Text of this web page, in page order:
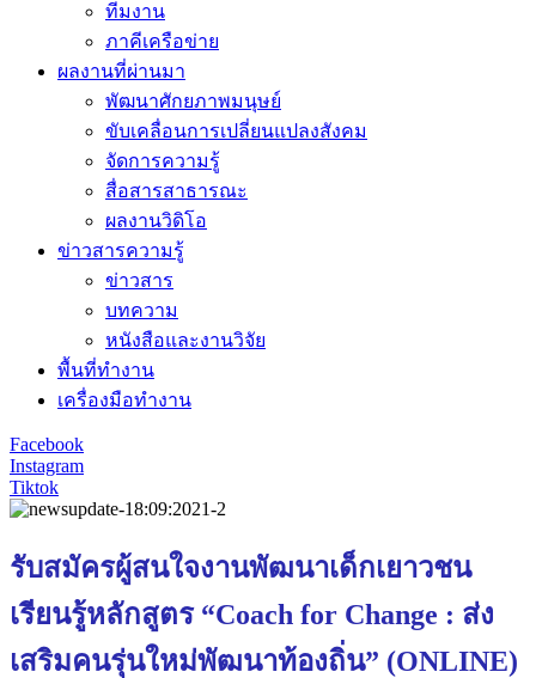
ทีมงาน
ภาคีเครือข่าย
ผลงานที่ผ่านมา
พัฒนาศักยภาพมนุษย์
ขับเคลื่อนการเปลี่ยนแปลงสังคม
จัดการความรู้
สื่อสารสาธารณะ
ผลงานวิดิโอ
ข่าวสารความรู้
ข่าวสาร
บทความ
หนังสือและงานวิจัย
พื้นที่ทำงาน
เครื่องมือทำงาน
Facebook
Instagram
Tiktok
รับสมัครผู้สนใจงานพัฒนาเด็กเยาวชน
เรียนรู้หลักสูตร “Coach for Change : ส่ง
เสริมคนรุ่นใหม่พัฒนาท้องถิ่น” (ONLINE)